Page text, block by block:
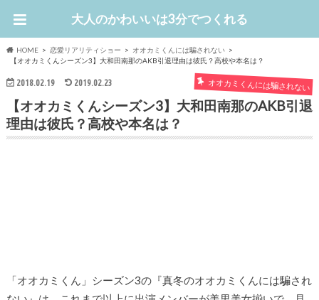
大人のかわいいは3分でつくれる
HOME 恋愛リアリティショー
オオカミくんには騙されない
【オオカミくんシーズン3】大和田南那のAKB引退理由は彼氏？高校や本名は？
2018.02.19 2019.02.23 オオカミくんには騙されない
【オオカミくんシーズン3】大和田南那のAKB引退
理由は彼氏？高校や本名は？
「オオカミくん」シーズン3の『真冬のオオカミくんには騙され